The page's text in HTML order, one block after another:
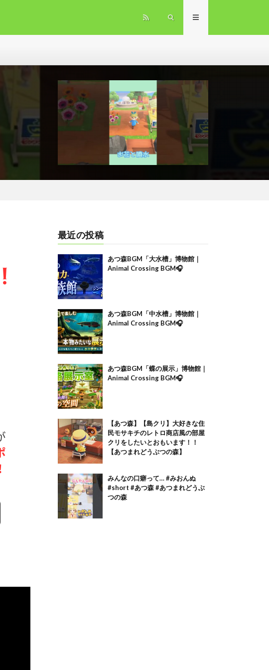
最近の投稿
あつ森BGM「大水槽」博物館｜
Animal Crossing BGM🎧
あつ森BGM「中水槽」博物館｜
Animal Crossing BGM🎧
あつ森BGM「蝶の展示」博物館｜
Animal Crossing BGM🎧
【あつ森】【島クリ】大好きな住
民モサキチのレトロ商店風の部屋
クリをしたいとおもいます！！
【あつまれどうぶつの森】
みんなの口癖って… #みおんぬ
#short #あつ森 #あつまれどうぶ
つの森